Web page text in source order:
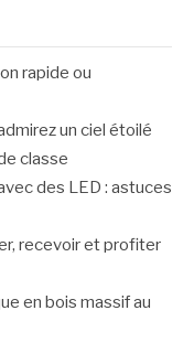
rapide ou
un ciel étoilé
classe
des LED : astuces
recevoir et profiter
en bois massif au